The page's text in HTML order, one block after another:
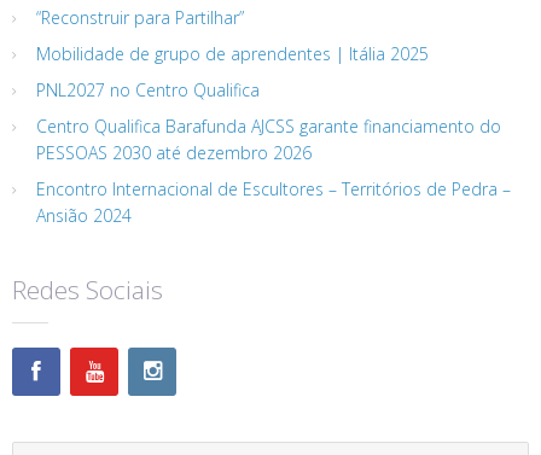
“Reconstruir para Partilhar”
Mobilidade de grupo de aprendentes | Itália 2025
PNL2027 no Centro Qualifica
Centro Qualifica Barafunda AJCSS garante financiamento do
PESSOAS 2030 até dezembro 2026
Encontro Internacional de Escultores – Territórios de Pedra –
Ansião 2024
Redes Sociais